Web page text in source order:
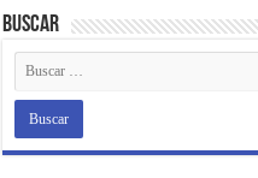
Buscar